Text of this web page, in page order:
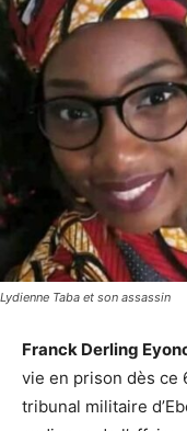
Lydienne Taba et son assassin
Franck Derling
vie en prison dès ce
tribunal militaire